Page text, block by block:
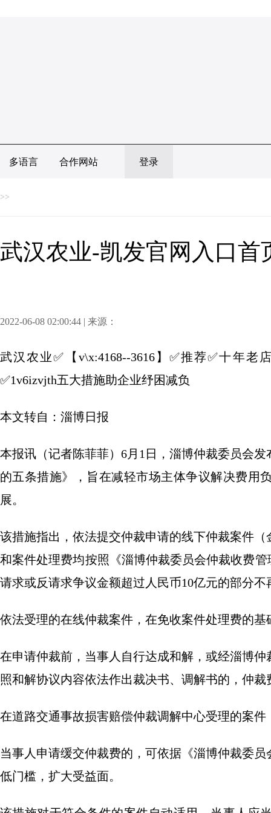
多语言 合作网站 登录
>>
武汉农业-凯发官网入口首
2022-06-08 02:00:44 | 来源：
武汉农业✅【v\x:4168--3616】✅推荐✅十年
✅1v6izvjth五大措施助企业纾困减负
本文转自：淄博日报
本报讯（记者陈菲菲）6月1日，淄博仲裁委员会
的五条措施》，旨在减轻市场主体争议解决费用
展。
该措施指出，依法提交仲裁申请的线下仲裁案件
和案件处理费均按照《淄博仲裁委员会仲裁收费
请求或反请求争议金额超过人民币10亿元的部分不
依法受理的在线仲裁案件，在免收案件处理费的
在申请仲裁前，当事人自行达成和解，或经淄博
照和解协议内容依法作出裁决书、调解书的，仲裁
在道路交通事故损害赔偿仲裁调解中心受理的案
当事人申请缓交仲裁费的，可依据《淄博仲裁委
低门槛，扩大受益面。